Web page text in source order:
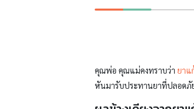
คุณพ่อ คุณแม่คงทราบว่า ยาแ
หันมารับประทานยาที่ปลอดภั